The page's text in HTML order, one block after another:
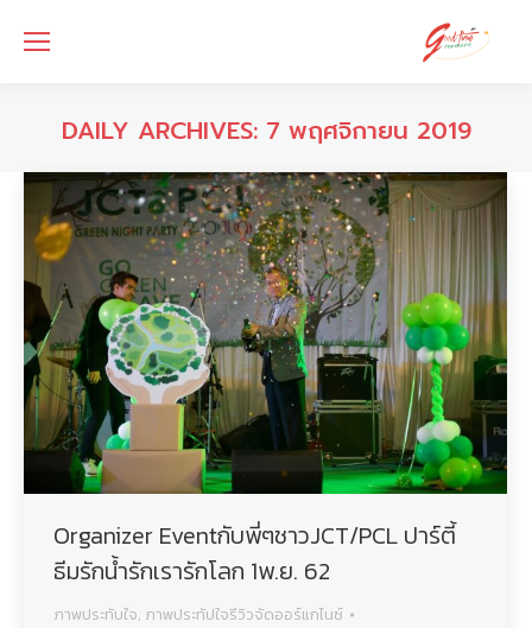
DAILY ARCHIVES: 7 พฤศจิกายน 2019
Organizer Eventกับพี่ๆชาวJCT/PCL ปาร์ตี้
ธีมรักน้ำรักเรารักโลก 1พ.ย. 62
ภาพประทับใจ, ภาพประทัปใจรีวิวจัดออร์แกไนซ์